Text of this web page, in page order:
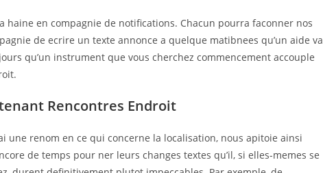
haine en compagnie de notifications. Chacun pourra faconner nos
de ecrire un texte annonce a quelque matibnees qu’un aide va
qu’un instrument que vous cherchez commencement accouple
Rencontres Endroit
une renom en ce qui concerne la localisation, nous apitoie ainsi
de temps pour ner leurs changes textes qu’il, si elles-memes se